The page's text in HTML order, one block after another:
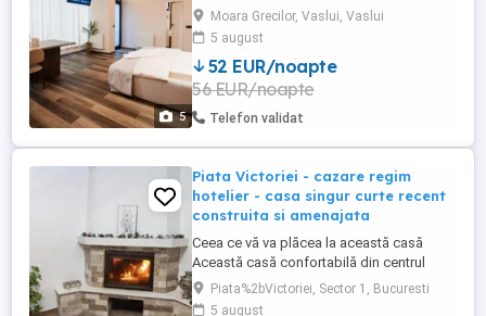
5
chicineta) , balcon, cale de acces
separată. Acestea sunt amplsate într-o
clădire nouă, an construcție 2024, în Mun.
Vaslui, strada Ștefan cel Mare, vis-a-vis de
Spitalul Jud.Vaslui. Prețul este de 275 zi.
pt.1 ...
Moara Grecilor, Vaslui, Vaslui
5 august
52 EUR/noapte
56 EUR/noapte
Telefon validat
Piata Victoriei - cazare regim
hotelier - casa singur curte recent
construita si amenajata
Ceea ce vă va plăcea la această casă
Această casă confortabilă din centrul
Bucureștiului dispune de trei dormitoare
luminoase, living, bucătărie, doua bai și o
Piata%2bVictoriei, Sector 1, Bucuresti
5 august